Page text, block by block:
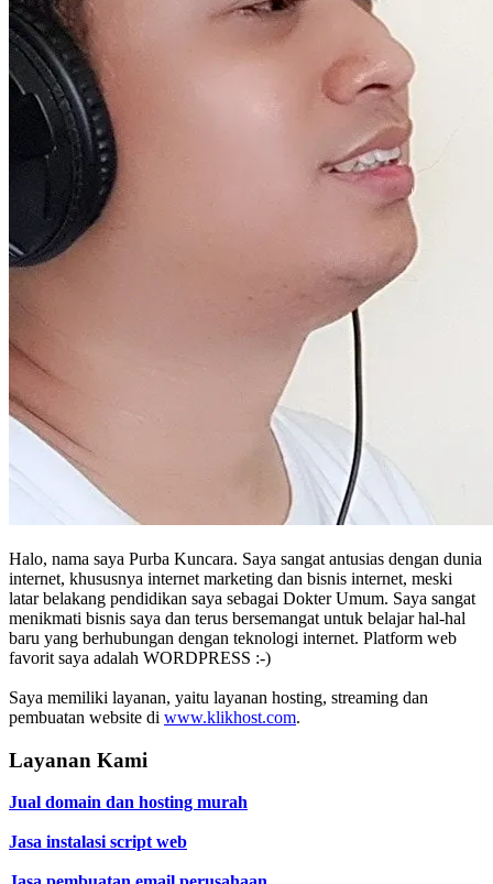
Halo, nama saya Purba Kuncara. Saya sangat antusias dengan dunia
internet, khususnya internet marketing dan bisnis internet, meski
latar belakang pendidikan saya sebagai Dokter Umum. Saya sangat
menikmati bisnis saya dan terus bersemangat untuk belajar hal-hal
baru yang berhubungan dengan teknologi internet. Platform web
favorit saya adalah WORDPRESS :-)
Saya memiliki layanan, yaitu layanan hosting, streaming dan
pembuatan website di www.klikhost.com.
Layanan Kami
Jual domain dan hosting murah
Jasa instalasi script web